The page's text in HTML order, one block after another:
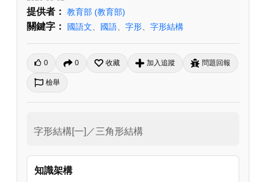
提供者： 教育部 (教育部)
關鍵字： 國語文 國語 字形 字形結構
0 0 收藏 加入追蹤 問題回報
檢舉
字形結構[一]／三角形結構
知識架構